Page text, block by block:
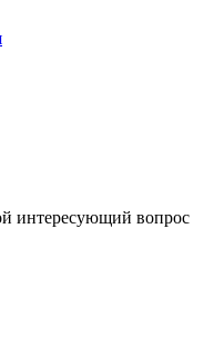
интересующий вопрос